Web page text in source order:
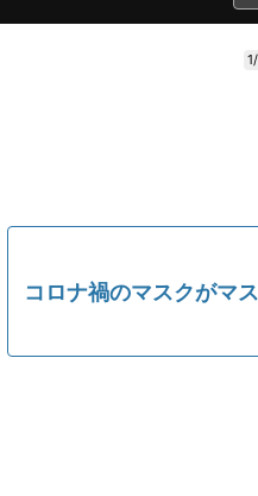
コロナ禍のマスクがマ